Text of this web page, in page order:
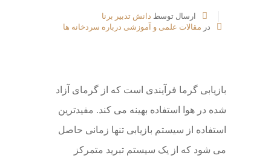
ارسال توسط دانش تدبیر برنا
در مقالات علمی و آموزشی درباره سردخانه ها
بازیابی گرما فرآیندی است که از گرمای آزاد
شده در هوا استفاده بهینه می کند. مفیدترین
استفاده از سیستم بازیابی تنها زمانی حاصل
می شود که از یک سیستم تبرید متمرکز